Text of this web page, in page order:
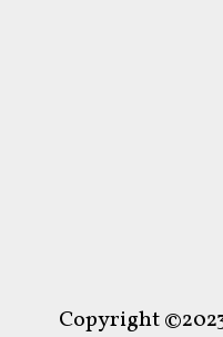
Copyright